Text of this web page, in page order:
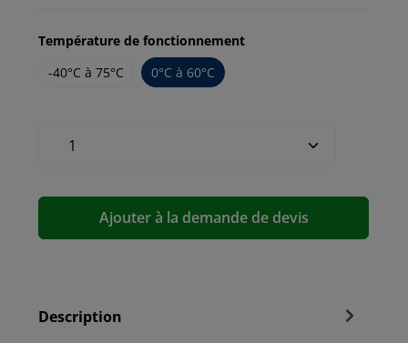
Température de fonctionnement
-40°C à 75°C
0°C à 60°C
Ajouter à la demande de devis
Description